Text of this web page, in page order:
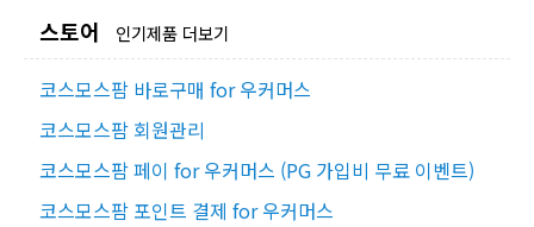
스토어 인기제품 더보기
코스모스팜 바로구매 for 우커머스
코스모스팜 회원관리
코스모스팜 페이 for 우커머스 (PG 가입비 무료 이벤트)
코스모스팜 포인트 결제 for 우커머스